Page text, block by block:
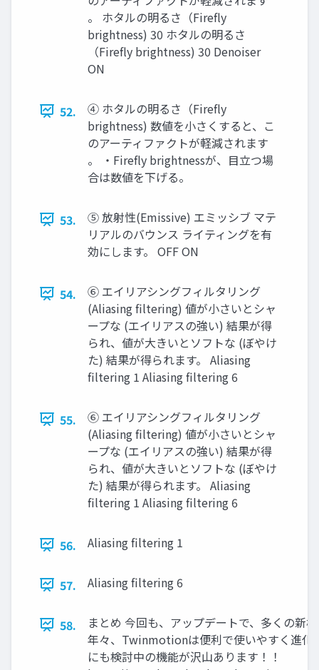
。 ホタルの明るさ（Firefly
brightness) 30 ホタルの明るさ
（Firefly brightness) 30 Denoiser
ON
52.
④ ホタルの明るさ（Firefly
brightness) 数値を小さくすると、こ
のアーティファクトが軽減されます
。 ・Firefly brightnessが、目立つ場
合は数値を下げる。
53.
⑤ 放射性(Emissive) エミッシブ マテ
リアルのバウンス ライティングを有
効にします。 OFF ON
54.
⑥ エイリアシングフィルタリング
(Aliasing filtering) 値が小さいとシャ
ープな (エイリアスの強い) 結果が得
られ、値が大きいとソフトな (ぼやけ
た) 結果が得られます。 Aliasing
filtering 1 Aliasing filtering 6
55.
⑥ エイリアシングフィルタリング
(Aliasing filtering) 値が小さいとシャ
ープな (エイリアスの強い) 結果が得
られ、値が大きいとソフトな (ぼやけ
た) 結果が得られます。 Aliasing
filtering 1 Aliasing filtering 6
56. Aliasing filtering 1
57. Aliasing filtering 6
58.
まとめ 今回も、アップデートで、多くの新
年々、Twinmotionは便利で使いやすく進化
にも検討中の機能が沢山あります！！